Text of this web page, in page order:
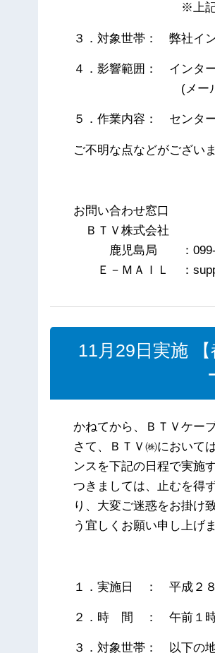
※上記時間帯でサ
３．対象世帯： 弊社イ
４．影響範囲： インタ
(メールの送受信
５．作業内容： センタ
ご不明な点などがござい
お問い合わせ窓口
ＢＴＶ株式会社
鹿児島局 ：099-
Ｅ－ＭＡＩＬ ：
11月29日実施
かねてから、ＢＴＶケー
さて、ＢＴＶ㈱において
ンスを下記の日程で実施
つきましては、止むを得
り、大変ご迷惑をお掛け
う宜しくお願い申し上げま
１．実施日 ： 平成２８
２．時 間 ： 午前１
３．対象世帯： 以下の